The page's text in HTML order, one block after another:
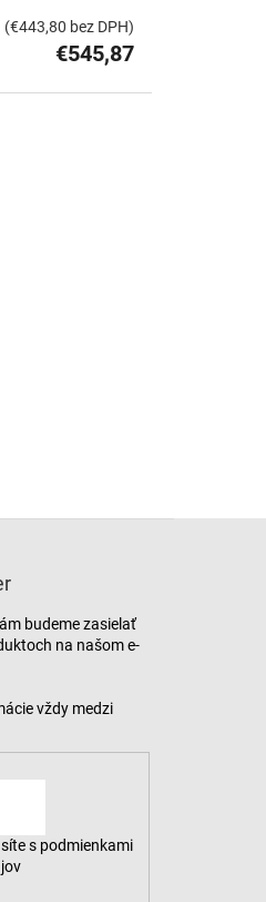
€545,87
(€443,80 bez DPH)
budeme zasielať
na našom e-
s podmienkami